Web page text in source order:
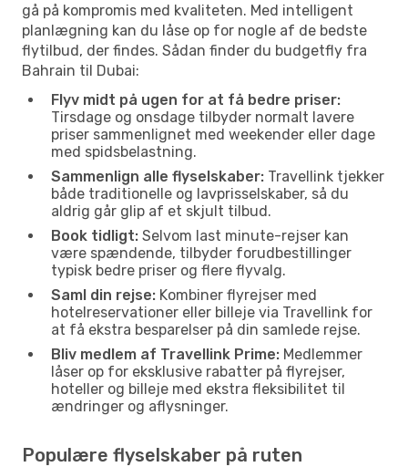
gå på kompromis med kvaliteten. Med intelligent
planlægning kan du låse op for nogle af de bedste
flytilbud, der findes. Sådan finder du budgetfly fra
Bahrain til Dubai:
Flyv midt på ugen for at få bedre priser:
Tirsdage og onsdage tilbyder normalt lavere
priser sammenlignet med weekender eller dage
med spidsbelastning.
Sammenlign alle flyselskaber: Travellink tjekker
både traditionelle og lavprisselskaber, så du
aldrig går glip af et skjult tilbud.
Book tidligt: Selvom last minute-rejser kan
være spændende, tilbyder forudbestillinger
typisk bedre priser og flere flyvalg.
Saml din rejse: Kombiner flyrejser med
hotelreservationer eller billeje via Travellink for
at få ekstra besparelser på din samlede rejse.
Bliv medlem af Travellink Prime: Medlemmer
låser op for eksklusive rabatter på flyrejser,
hoteller og billeje med ekstra fleksibilitet til
ændringer og aflysninger.
Populære flyselskaber på ruten